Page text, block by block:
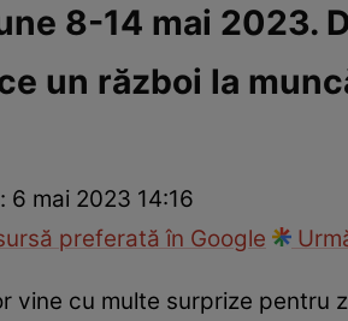
8-14 mai 2023.
un război la
6 mai 2023 14:16
preferată în Google
vine cu multe surprize pentru